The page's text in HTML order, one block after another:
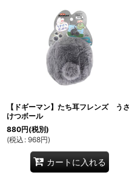
【ドギーマン】たち耳フレンズ うさ
けつボール
880円(税別)
(税込 : 968円)
カートに入れる